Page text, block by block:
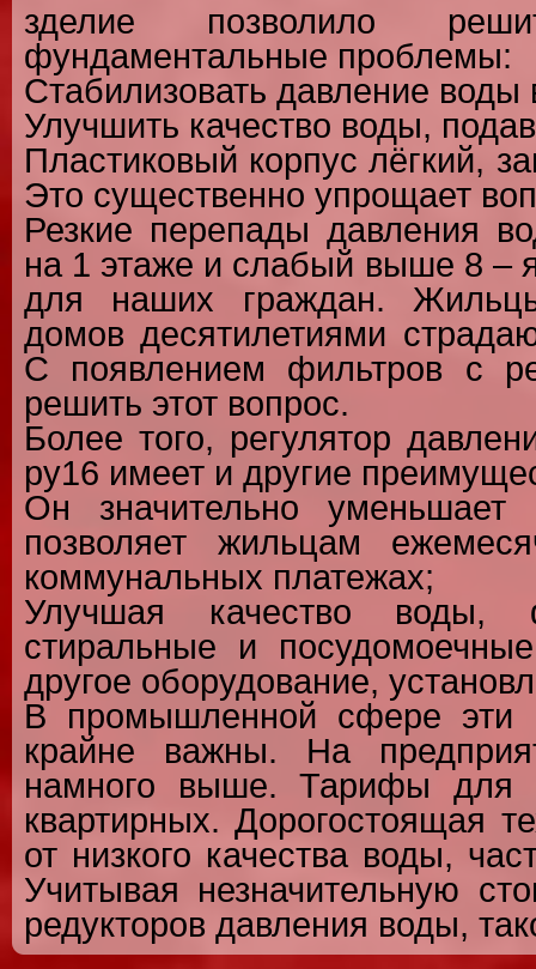
зделие позволило
фундаментальные проблемы:
Стабилизовать давление воды
Улучшить качество воды,
Пластиковый корпус лёгкий,
Это существенно упрощает
Резкие перепады давления
на 1 этаже и слабый выше 8 –
для наших граждан. Жильцы
домов десятилетиями
С появлением фильтров с
решить этот вопрос.
Более того, регулятор
ру16 имеет и другие
Он значительно
позволяет жильцам
коммунальных платежах;
Улучшая качество воды,
стиральные и
другое оборудование,
В промышленной сфере эти
крайне важны. На
намного выше. Тарифы для
квартирных. Дорогостоящая
от низкого качества воды,
Учитывая незначительную
редукторов давления воды,